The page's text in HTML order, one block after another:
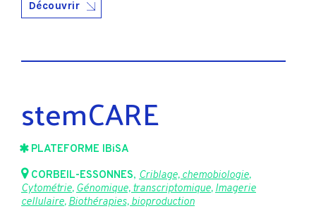
Découvrir
stemCARE
PLATEFORME IBiSA
CORBEIL-ESSONNES, Criblage, chemobiologie,
Cytométrie,Génomique, transcriptomique,Imagerie
cellulaire,Biothérapies, bioproduction